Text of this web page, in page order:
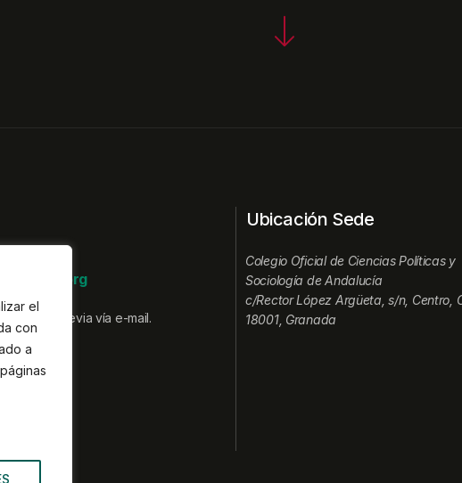
el
con
a
bajo cita previa vía e-mail.
Ubicación Sede
Colegio Oficial de Ciencias Políticas y
Sociología de Andalucía
c/Rector López Argüeta, s/n, Centro,
18001, Granada